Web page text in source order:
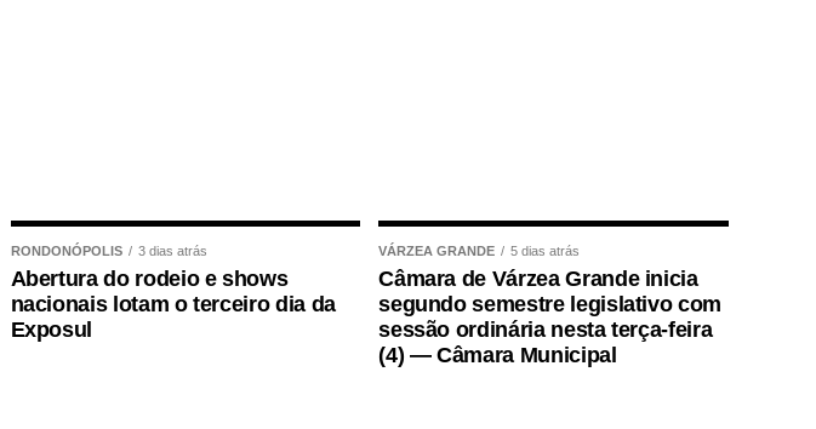
RONDONÓPOLIS 3 dias atrás
Abertura do rodeio e shows
nacionais lotam o terceiro dia da
Exposul
VÁRZEA GRANDE 5 dias atrás
Câmara de Várzea Grande inicia
segundo semestre legislativo com
sessão ordinária nesta terça-feira
(4) — Câmara Municipal